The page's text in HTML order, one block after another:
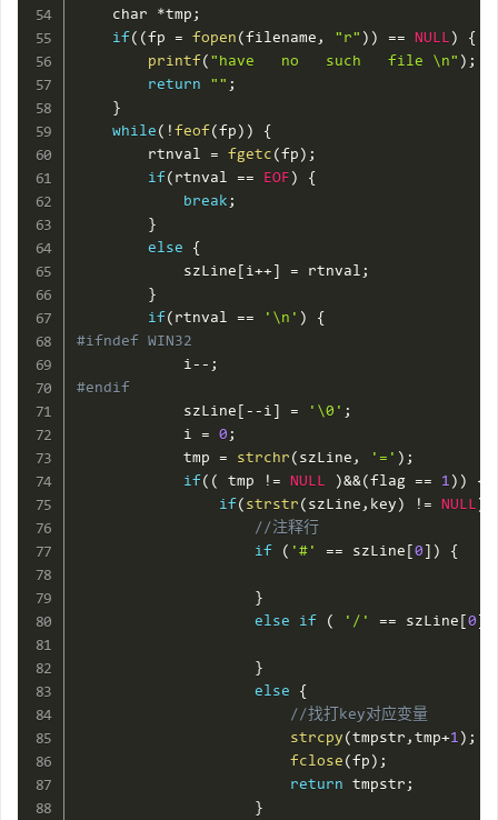
    char
*tmp ;
if( (fp = fopen (filename , "r" ) ) == NULL )
{
printf( "have   no   such   file \n" ) ;
return
"" ;
}
while ( !feof(fp ) )
{
        rtnval
= fgetc (fp ) ;
if( rtnval == EOF )
{
break ;
}
else
{
            szLine
[ i++] = rtnval ;
}
if( rtnval == '\n' )
{
#ifndef WIN32
            i
-- ;
#endif
            szLine
[ -- i ] = '\0' ;
            i
= 0 ;
            tmp
= strchr ( szLine , '=' ) ;
if( ( tmp != NULL )&&(flag == 1 ) )
{
if( strstr ( szLine , key ) != NULL )
//注释行
if
( '#' == szLine [0 ] ) {
}
else
if ( '/' == szLine [0 ]
}
else
{
//找打key对应变量
strcpy (tmpstr ,tmp+1 ) ;
fclose (fp ) ;
return tmpstr ;
}